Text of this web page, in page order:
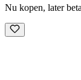
Nu kopen, later